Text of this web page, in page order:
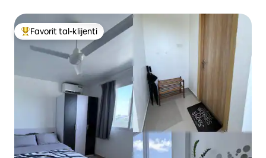
Wieħed mill-aqwa favoriti tal-klijenti
Favorit tal-klijenti